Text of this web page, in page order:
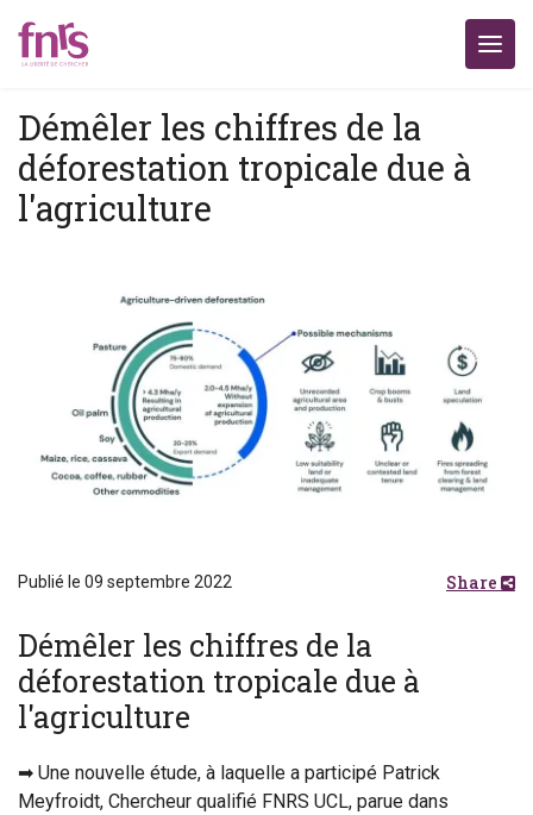
Démêler les chiffres de la
déforestation tropicale due à
l'agriculture
Publié le 09 septembre 2022 Share
Démêler les chiffres de la
déforestation tropicale due à
l'agriculture
➡ Une nouvelle étude, à laquelle a participé Patrick
Meyfroidt, Chercheur qualifié FNRS UCL, parue dans